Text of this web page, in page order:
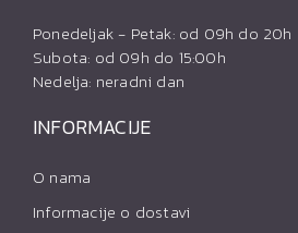
Ponedeljak - Petak: od 09h do 20h
Subota: od 09h do 15:00h
Nedelja: neradni dan
INFORMACIJE
O nama
Informacije o dostavi